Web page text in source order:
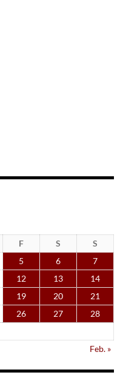
F S
S
5 6
7
12 13
14
19 20
21
26 27
28
Feb. »